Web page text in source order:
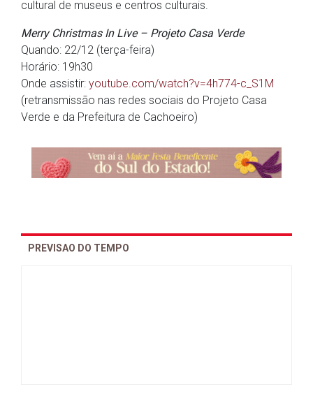
cultural de museus e centros culturais.
Merry Christmas In Live – Projeto Casa Verde
Quando: 22/12 (terça-feira)
Horário: 19h30
Onde assistir: youtube.com/watch?v=4h774-c_S1M
(retransmissão nas redes sociais do Projeto Casa
Verde e da Prefeitura de Cachoeiro)
PREVISAO DO TEMPO